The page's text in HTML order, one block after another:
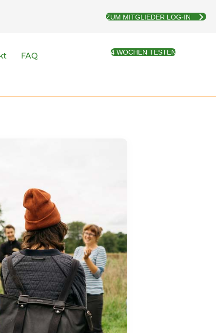
ZUM MITGLIEDER LOG-IN
FAQ 4 WOCHEN TESTEN